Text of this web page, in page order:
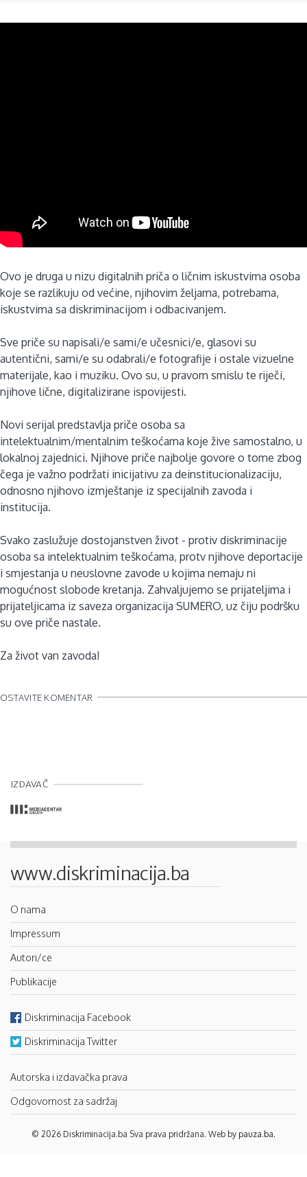
Ovo je druga u nizu digitalnih priča o ličnim iskustvima osoba
koje se razlikuju od većine, njihovim željama, potrebama,
iskustvima sa diskriminacijom i odbacivanjem.
Sve priče su napisali/e sami/e učesnici/e, glasovi su
autentični, sami/e su odabrali/e fotografije i ostale vizuelne
materijale, kao i muziku. Ovo su, u pravom smislu te riječi,
njihove lične, digitalizirane ispovijesti.
Novi serijal predstavlja priče osoba sa
intelektualnim/mentalnim teškoćama koje žive samostalno, u
lokalnoj zajednici. Njihove priče najbolje govore o tome zbog
čega je važno podržati inicijativu za deinstitucionalizaciju,
odnosno njihovo izmještanje iz specijalnih zavoda i
institucija.
Svako zaslužuje dostojanstven život - protiv diskriminacije
osoba sa intelektualnim teškoćama, protv njihove deportacije
i smjestanja u neuslovne zavode u kojima nemaju ni
mogućnost slobode kretanja. Zahvaljujemo se prijateljima i
prijateljicama iz saveza organizacija SUMERO, uz čiju podršku
su ove priče nastale.
Za život van zavoda!
OSTAVITE KOMENTAR
IZDAVAČ
www.diskriminacija.ba
O nama
Impressum
Autori/ce
Publikacije
Diskriminacija Facebook
Diskriminacija Twitter
Autorska i izdavačka prava
Odgovornost za sadržaj
© 2026 Diskriminacija.ba Sva prava pridržana. Web by pauza.ba.